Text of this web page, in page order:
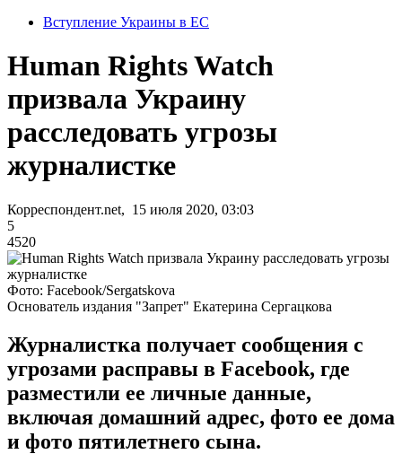
Вступление Украины в ЕС
Human Rights Watch
призвала Украину
расследовать угрозы
журналистке
Корреспондент.net, 15 июля 2020, 03:03
5
4520
Фото: Facebook/Sergatskova
Основатель издания "Запрет" Екатерина Сергацкова
Журналистка получает сообщения с
угрозами расправы в Facebook, где
разместили ее личные данные,
включая домашний адрес, фото ее дома
и фото пятилетнего сына.